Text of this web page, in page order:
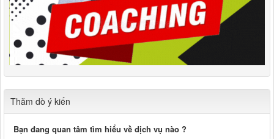
Thăm dò ý kiến
Bạn đang quan tâm tìm hiểu về dịch vụ nào ?